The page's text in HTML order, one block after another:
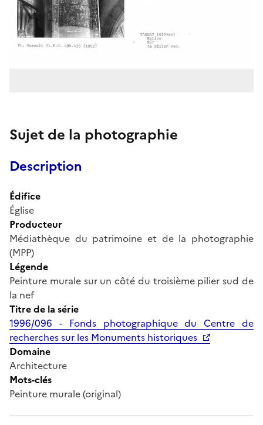
Sujet de la photographie
Description
Édifice
Église
Producteur
Médiathèque du patrimoine et de la photographie
(MPP)
Légende
Peinture murale sur un côté du troisième pilier sud de
la nef
Titre de la série
1996/096 - Fonds photographique du Centre de
recherches sur les Monuments historiques
Domaine
Architecture
Mots-clés
Peinture murale (original)